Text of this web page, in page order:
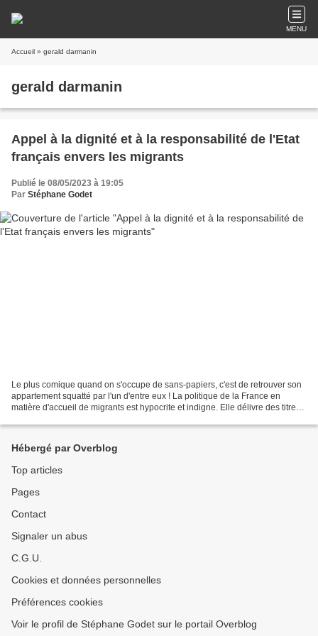
MENU
Accueil » gerald darmanin
gerald darmanin
Appel à la dignité et à la responsabilité de l'Etat
français envers les migrants
Publié le 08/05/2023 à 19:05
Par Stéphane Godet
Le plus comique quand on s'occupe de sans-papiers, c'est de retrouver son
appartement squatté par l'un d'entre eux ! La politique de la France en
matière d'accueil de migrants est hypocrite et indigne. Elle délivre des titres
Hébergé par Overblog
Top articles
Pages
Contact
Signaler un abus
C.G.U.
Cookies et données personnelles
Préférences cookies
Voir le profil de Stéphane Godet sur le portail Overblog